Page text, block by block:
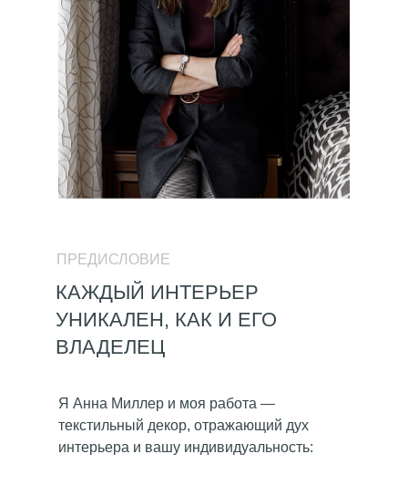
ПРЕДИСЛОВИЕ
КАЖДЫЙ ИНТЕРЬЕР
УНИКАЛЕН, КАК И ЕГО
ВЛАДЕЛЕЦ
Я Анна Миллер и моя работа —
текстильный декор, отражающий дух
интерьера и вашу индивидуальность: